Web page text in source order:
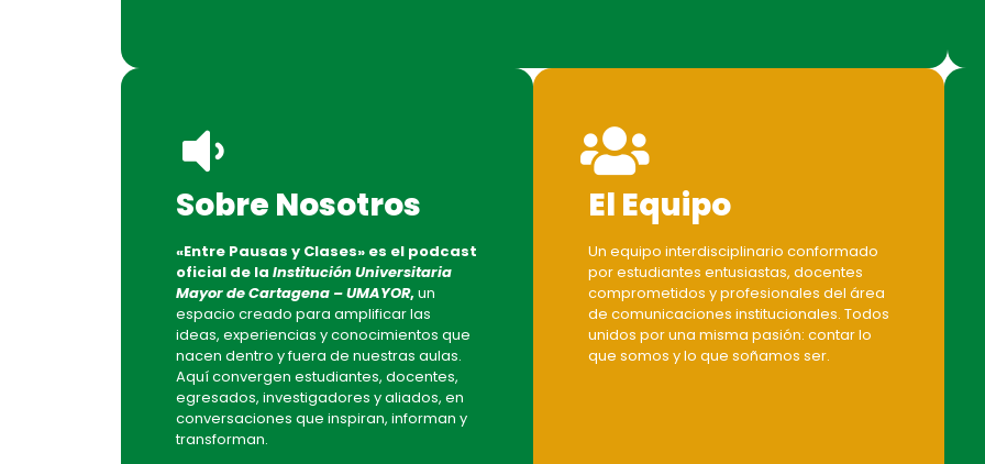
Sobre Nosotros
«Entre Pausas y Clases» es el podcast
oficial de la Institución Universitaria
Mayor de Cartagena – UMAYOR, un
espacio creado para amplificar las
ideas, experiencias y conocimientos que
nacen dentro y fuera de nuestras aulas.
Aquí convergen estudiantes, docentes,
egresados, investigadores y aliados, en
conversaciones que inspiran, informan y
transforman.
El Equipo
Un equipo interdisciplinario conformado
por estudiantes entusiastas, docentes
comprometidos y profesionales del área
de comunicaciones institucionales. Todos
unidos por una misma pasión: contar lo
que somos y lo que soñamos ser.